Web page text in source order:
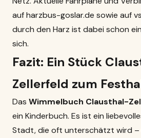
aufharzbus-goslar.de sowie auf
durch den Harz ist dabei schon
sich.
Fazit: Ein Stück
Zellerfeld zum
Das Wimmelbuch Clausthal-
ein Kinderbuch. Es ist ein
Stadt, die oft unterschätzt wird –